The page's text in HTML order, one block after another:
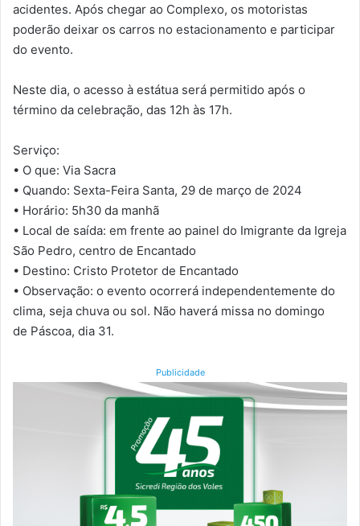
acidentes. Após chegar ao Complexo, os motoristas
poderão deixar os carros no estacionamento e participar
do evento.
Neste dia, o acesso à estátua será permitido após o
término da celebração, das 12h às 17h.
Serviço:
• O que: Via Sacra
• Quando: Sexta-Feira Santa, 29 de março de 2024
• Horário: 5h30 da manhã
• Local de saída: em frente ao painel do Imigrante da Igreja
São Pedro, centro de Encantado
• Destino: Cristo Protetor de Encantado
• Observação: o evento ocorrerá independentemente do
clima, seja chuva ou sol. Não haverá missa no domingo
de Páscoa, dia 31.
Publicidade